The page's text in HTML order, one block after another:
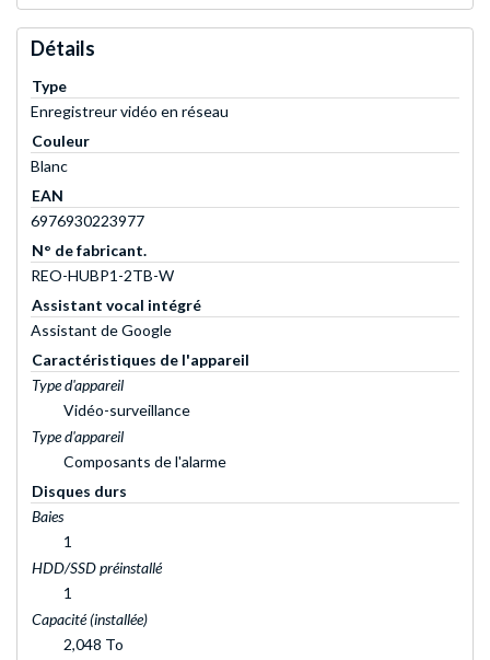
Détails
Type
Enregistreur vidéo en réseau
Couleur
Blanc
EAN
6976930223977
N° de fabricant.
REO-HUBP1-2TB-W
Assistant vocal intégré
Assistant de Google
Caractéristiques de l'appareil
Type d'appareil
Vidéo-surveillance
Type d'appareil
Composants de l'alarme
Disques durs
Baies
1
HDD/SSD préinstallé
1
Capacité (installée)
2,048 To